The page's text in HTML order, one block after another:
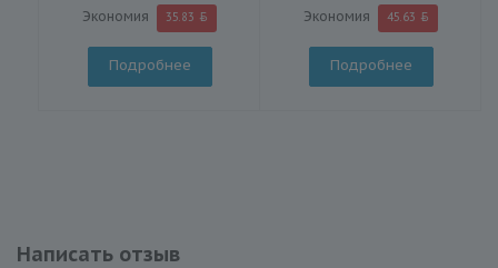
Экономия 35.83
Подробнее
Экономия 45.63
Подробнее
Написать отзыв